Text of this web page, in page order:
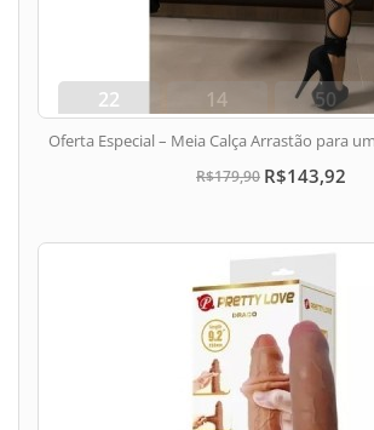
22
dias
14
hora
50
min
Oferta Especial – Meia Calça Arrastão para
R$179,90 R$143,92